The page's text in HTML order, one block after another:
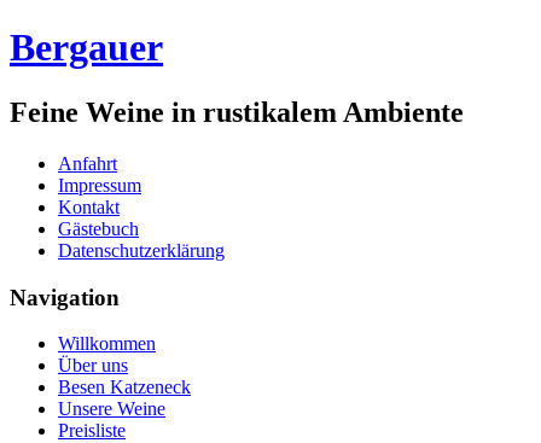
Bergauer
Feine Weine in rustikalem Ambiente
Anfahrt
Impressum
Kontakt
Gästebuch
Datenschutzerklärung
Navigation
Willkommen
Über uns
Besen Katzeneck
Unsere Weine
Preisliste